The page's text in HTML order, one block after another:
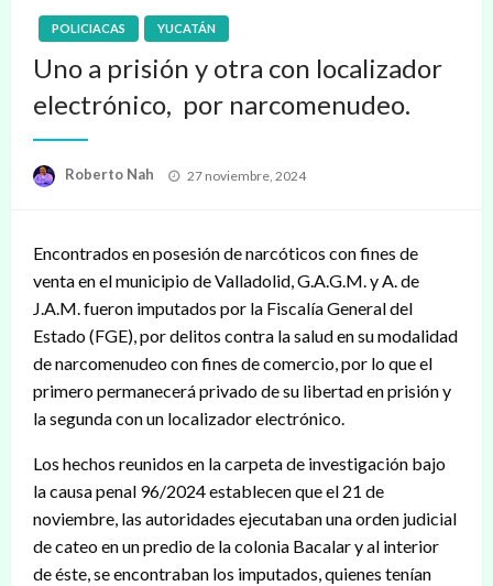
POLICIACAS YUCATÁN
Uno a prisión y otra con localizador
electrónico, por narcomenudeo.
Roberto Nah
Publicado
27 noviembre, 2024
Encontrados en posesión de narcóticos con fines de
venta en el municipio de Valladolid, G.A.G.M. y A. de
J.A.M. fueron imputados por la Fiscalía General del
Estado (FGE), por delitos contra la salud en su modalidad
de narcomenudeo con fines de comercio, por lo que el
primero permanecerá privado de su libertad en prisión y
la segunda con un localizador electrónico.
Los hechos reunidos en la carpeta de investigación bajo
la causa penal 96/2024 establecen que el 21 de
noviembre, las autoridades ejecutaban una orden judicial
de cateo en un predio de la colonia Bacalar y al interior
de éste, se encontraban los imputados, quienes tenían